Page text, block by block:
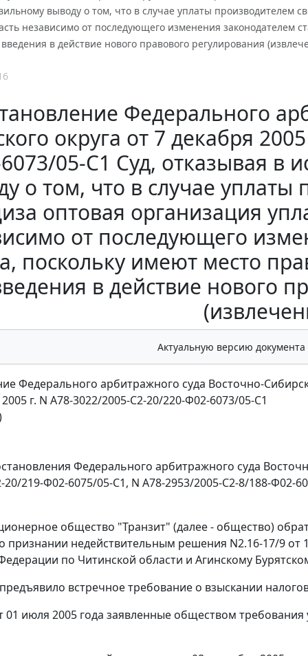
выводу о том, что в случае уплаты производителем
независимо от последующего изменения законодателем
в действие нового правового регулирования
Федерального
округа от 7 декабря
05-С1 Суд, отказывая в
о том, что в случае уплаты
оптовая организация
от последующего
поскольку имеют место
в действие нового
Актуальную версию
Федерального арбитражного суда Восточно-
г. N А78-3022/2005-С2-20/220-Ф02-6073/05-С1
Федерального арбитражного суда
20/219-Ф02-6075/05-С1, N А78-2953/2005-С2-8/188-Ф02-
общество "Транзит" (далее - общество)
признании недействительным решения N2.16-17/9
по Читинской области и Агинскому
встречное требование о взыскании
июля 2005 года заявленные обществом